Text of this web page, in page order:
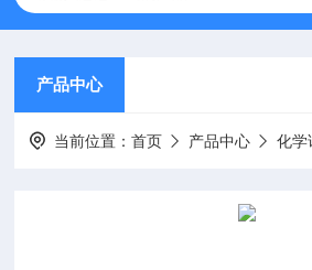
产品中心
当前位置：首页 产品中心 化学